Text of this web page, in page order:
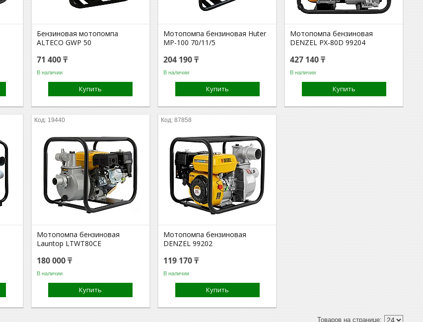
Бензиновая мотопомпа
ALTECO GWP 50
71 400 ₸
В наличии
Купить
Мотопомпа бензиновая Huter
MP-100 70/11/5
204 190 ₸
В наличии
Купить
Мотопомпа бензиновая
DENZEL PX-80D 99204
427 140 ₸
В наличии
Купить
19440
Мотопомпа бензиновая
Launtop LTWT80CE
180 000 ₸
В наличии
Купить
87858
Мотопомпа бензиновая
DENZEL 99202
119 170 ₸
В наличии
Купить